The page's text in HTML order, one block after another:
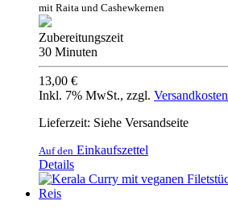
mit Raita und Cashewkernen
Zubereitungszeit
30 Minuten
13,00 €
Inkl. 7% MwSt., zzgl. Versandkosten
Lieferzeit: Siehe Versandseite
Auf den Einkaufszettel
Details